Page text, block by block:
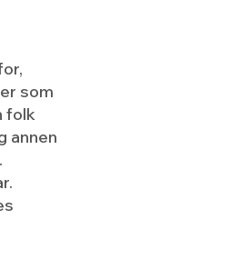
som
folk
annen